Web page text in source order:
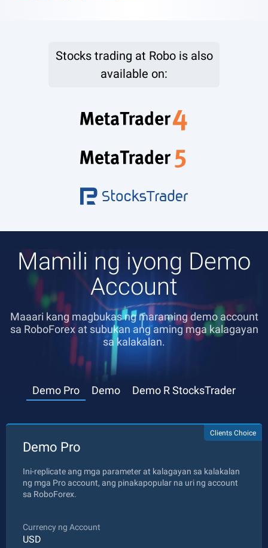
Stocks trading at Robo is also
available on:
Mamili ng iyong Demo
Account
Maaari kang magbukas ng maraming demo account
sa RoboForex at subukan ang aming mga kalagayan
sa kalakalan.
Demo Pro Demo Demo R StocksTrader
Demo Pro
Clients Choice
Ini-replicate ang mga parameter at kalagayan sa kalakalan
ng mga Pro account, ang pinakapopular na uri ng account
sa RoboForex.
Currency ng Account
USD